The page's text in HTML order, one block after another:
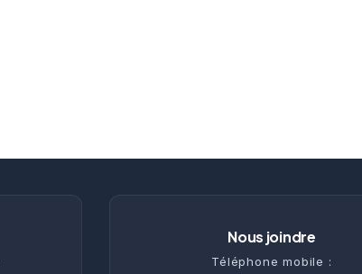
Nous joindre
Téléphone mobile :